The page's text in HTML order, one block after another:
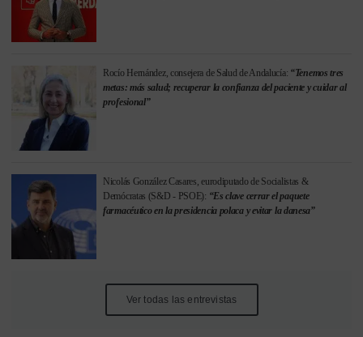
Rocío Hernández, consejera de Salud de Andalucía: “Tenemos tres
metas: más salud; recuperar la confianza del paciente y cuidar al
profesional”
Nicolás González Casares, eurodiputado de Socialistas &
Demócratas (S&D - PSOE): “Es clave cerrar el paquete
farmacéutico en la presidencia polaca y evitar la danesa”
Ver todas las entrevistas